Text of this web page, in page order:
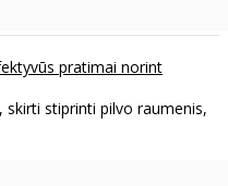
pratimai norint
stiprinti pilvo raumenis,